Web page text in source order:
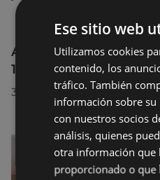
Afecciones al tráfico
10 al 23 de agosto,
30/07/2026
Ese sitio web
Utilizamos cookies
contenido, los
tráfico. También
información sobre
con nuestros socios
análisis, quienes
otra información que
proporcionado o que